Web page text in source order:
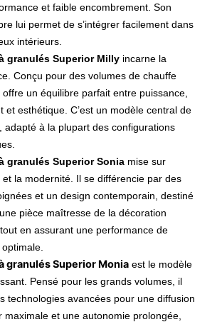
et faible encombrement. Son
lui permet de s’intégrer facilement dans
intérieurs.
granulés Superior Milly incarne la
Conçu pour des volumes de chauffe
offre un équilibre parfait entre puissance,
et esthétique. C’est un modèle central de
adapté à la plupart des configurations
granulés Superior Sonia mise sur
et la modernité. Il se différencie par des
et un design contemporain, destiné
pièce maîtresse de la décoration
en assurant une performance de
granulés Superior Monia est le modèle
Pensé pour les grands volumes, il
technologies avancées pour une diffusion
maximale et une autonomie prolongée,